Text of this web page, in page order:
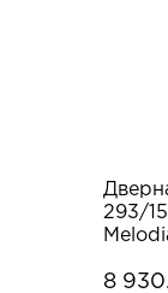
293/
8